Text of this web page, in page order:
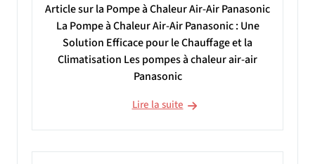
Article sur la Pompe à Chaleur Air-Air Panasonic
La Pompe à Chaleur Air-Air Panasonic : Une
Solution Efficace pour le Chauffage et la
Climatisation Les pompes à chaleur air-air
Panasonic
Lire la suite